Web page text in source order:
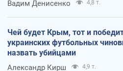
Вадим Денисенко 4,8 т.
Чей будет Крым, тот и
украинских футбольных
назвать убийцами
Александр Кирш 4,9 т.